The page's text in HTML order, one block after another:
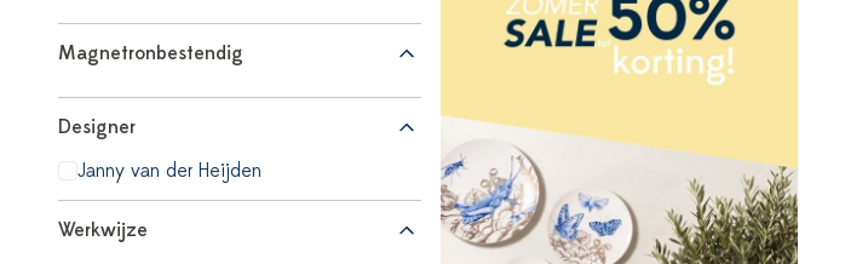
Magnetronbestendig
Designer
Janny van der Heijden
Werkwijze